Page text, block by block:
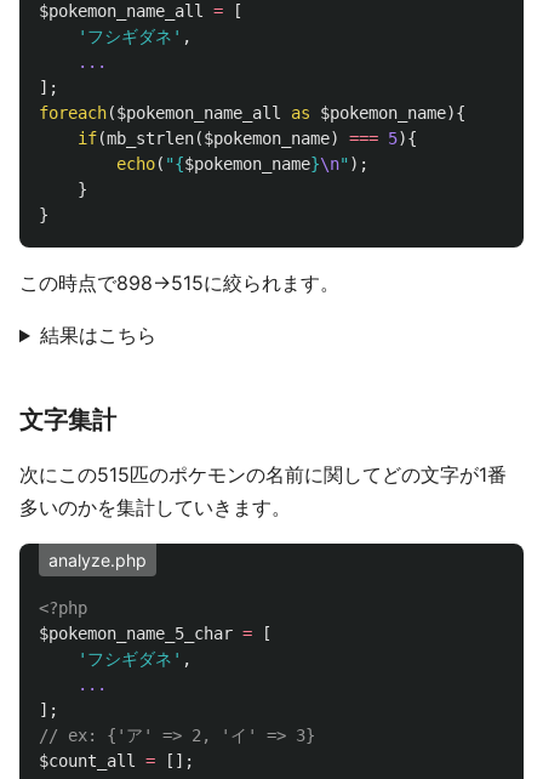
$pokemon_name_all =
[
'フシギダネ' ,
...
];
foreach($pokemon_name_all as $pokemon_name){
if(mb_strlen($pokemon_name) === 5){
echo( "{$pokemon_name}\n" );
}
}
この時点で898→515に絞られます。
結果はこちら
文字集計
次にこの515匹のポケモンの名前に関してどの文字が1番
多いのかを集計していきます。
analyze.php
<?php
$pokemon_name_5_char =
[
'フシギダネ' ,
...
];
// ex: {'ア' => 2, 'イ' => 3}
$count_all =
[];